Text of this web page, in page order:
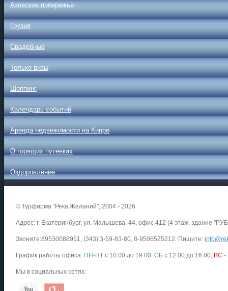
Азовское побережье
Грузия
Свадебные
Только визы
Шоппинг
Календарь событий
Аренда недвижимости на Кипре
О горящих путевках
Оздоровление
© Турфирма "Река Желаний", 2004 - 2026.
Адрес: г. Екатеринбург, ул. Малышева, 44, офис 412 (4 этаж, здание
Звоните:89530088951, (343) 3-59-83-80, 8-9506525212. Пишите:
График работы офиса: ПН-ПТ с 10:00 до 19:00, СБ с 12:00 до 16:00, ВС -
Мы в социальных сетях: